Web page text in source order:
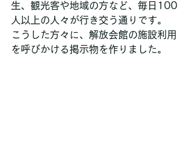
生、観光客や地域の方など、毎日100
人以上の人々が行き交う通りです。
こうした方々に、解放会館の施設利用
を呼びかける掲示物を作りました。